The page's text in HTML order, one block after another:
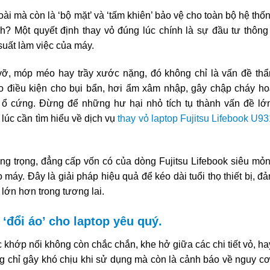
còn là ‘bộ mặt’ và ‘tấm khiên’ bảo vệ cho toàn bộ hệ
Một quyết định thay vỏ đúng lúc chính là sự đầu tư thông
làm việc của máy.
móp méo hay trầy xước nặng, đó không chỉ là vấn đề
kiện cho bụi bẩn, hơi ẩm xâm nhập, gây chập cháy
cứng. Đừng để những hư hại nhỏ tích tụ thành vấn đề
cần tìm hiểu về dịch vụthay vỏ laptop Fujitsu Lifebook
trọng, đẳng cấp vốn có của dòng Fujitsu Lifebook siêu
Đây là giải pháp hiệu quả để kéo dài tuổi thọ thiết bị,
lớn hơn trong tương lai.
áo’ cho laptop yêu quý.
nối không còn chắc chắn, khe hở giữa các chi tiết vỏ,
gây khó chịu khi sử dụng mà còn là cảnh báo về nguy